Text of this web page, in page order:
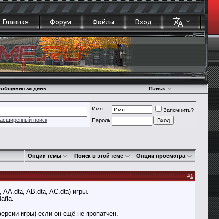
Главная Форум Файлы Вход
за день Поиск
поиск
Имя
Запомнить?
Пароль
Опции темы Поиск в этой теме Опции просмотра
#1
AA.dta, AB.dta, AC.dta) игры.
игры) если он ещё не пропатчен.